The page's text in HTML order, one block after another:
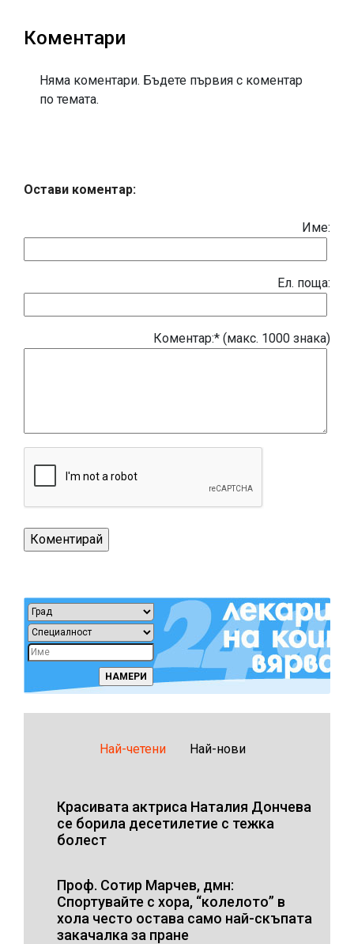
Коментари
Няма коментари. Бъдете първия с коментар
по темата.
Остави коментар:
Име:
Eл. поща:
Коментар:* (макс. 1000 знака)
Най-четени Най-нови
Красивата актриса Наталия Дончева
се борила десетилетие с тежка
болест
Проф. Сотир Марчев, дмн:
Спортувайте с хора, “колелото” в
хола често остава само най-скъпата
закачалка за пране